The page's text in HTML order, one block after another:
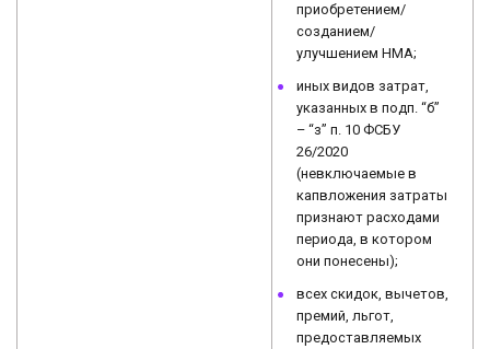
приобретением/
созданием/
улучшением НМА;
иных видов затрат,
указанных в подп. “б”
– “з” п. 10 ФСБУ
26/2020
(невключаемые в
капвложения затраты
признают расходами
периода, в котором
они понесены);
всех скидок, вычетов,
премий, льгот,
предоставляемых